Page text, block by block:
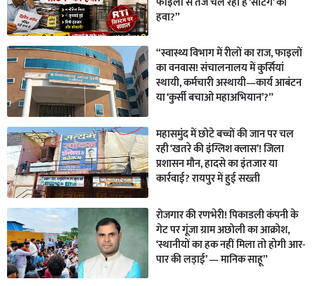
हवा?”
“स्वास्थ्य विभाग में रीलों का राज, फाइलों
का वनवास! संचालनालय में कुर्सियां
स्थायी, कर्मचारी अस्थायी—कार्य आबंटन
या ‘कुर्सी बचाओ महाअभियान’?”
महासमुंद में छोटे बच्चों की जान पर चल
रही ‘खतरे की इंग्लिश क्लास’! जिला
प्रशासन मौन, हादसे का इंतजार या
कार्रवाई? रायपुर में हुई सख्ती
रोजगार की रणभेरी! पिकाडली कंपनी के
गेट पर गूंजा ग्राम अछोली का आक्रोश,
‘स्थानीयों का हक नहीं मिला तो होगी आर-
पार की लड़ाई’ — मानिक साहू”